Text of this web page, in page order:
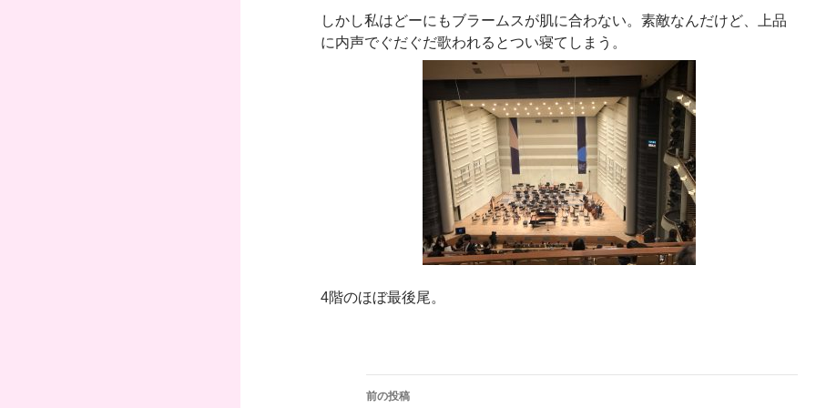
しかし私はどーにもブラームスが肌に合わない。素敵なんだけど、上品
に内声でぐだぐだ歌われるとつい寝てしまう。
4階のほぼ最後尾。
投
前の投稿